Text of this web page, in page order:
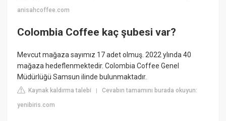
anisahcoffee.com
Colombia Coffee kaç şubesi var?
Mevcut mağaza sayımız 17 adet olmuş. 2022 ylında 40
mağaza hedeflenmektedir. Colombia Coffee Genel
Müdürlüğü Samsun ilinde bulunmaktadır.
Kaynak kaldırma talebi |Cevabın tamamını burada okuyun:
yenibiris.com